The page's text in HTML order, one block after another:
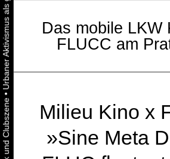
•
Das mobile LKW
FLUCC am
Milieu Kino x
»Sine Meta